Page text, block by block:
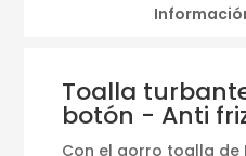
Toalla
botón - Anti
Con el gorro toalla de